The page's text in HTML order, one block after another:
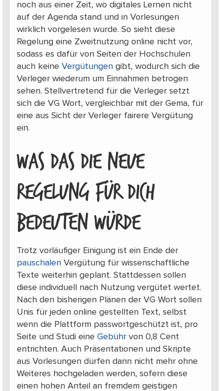
noch aus einer Zeit, wo digitales Lernen nicht
auf der Agenda stand und in Vorlesungen
wirklich vorgelesen wurde. So sieht diese
Regelung eine Zweitnutzung online nicht vor,
sodass es dafür von Seiten der Hochschulen
auch keine Vergütungengibt, wodurch sich die
Verleger wiederum um Einnahmen betrogen
sehen. Stellvertretend für die Verleger setzt
sich die VG Wort, vergleichbar mit der Gema, für
eine aus Sicht der Verleger fairere Vergütung
ein.
WAS DAS DIE NEUE
REGELUNG FÜR DICH
BEDEUTEN WÜRDE
Trotz vorläufiger Einigung ist ein Ende der
pauschalenVergütung für wissenschaftliche
Texte weiterhin geplant. Stattdessen sollen
diese individuell nach Nutzung vergütet wertet.
Nach den bisherigen Plänen der VG Wort sollen
Unis für jeden online gestellten Text, selbst
wenn die Plattform passwortgeschützt ist, pro
Seite und Studi eine Gebührvon 0,8 Cent
entrichten. Auch Präsentationen und Skripte
aus Vorlesungen dürfen dann nicht mehr ohne
Weiteres hochgeladen werden, sofern diese
einen hohen Anteil an fremdem geistigen